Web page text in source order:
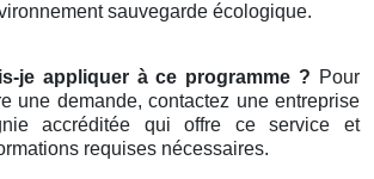
sauvegarde écologique.
je appliquer à ce programme ? Pour
une demande, contactez une entreprise
accréditée qui offre ce service et
requises nécessaires.